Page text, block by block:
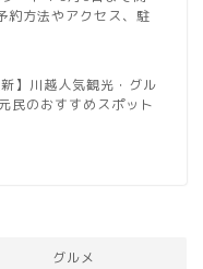
約方法やアクセス、駐
】川越人気観光・グル
民のおすすめスポット
グルメ